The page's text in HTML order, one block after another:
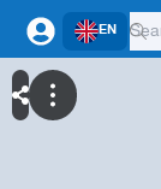
EN